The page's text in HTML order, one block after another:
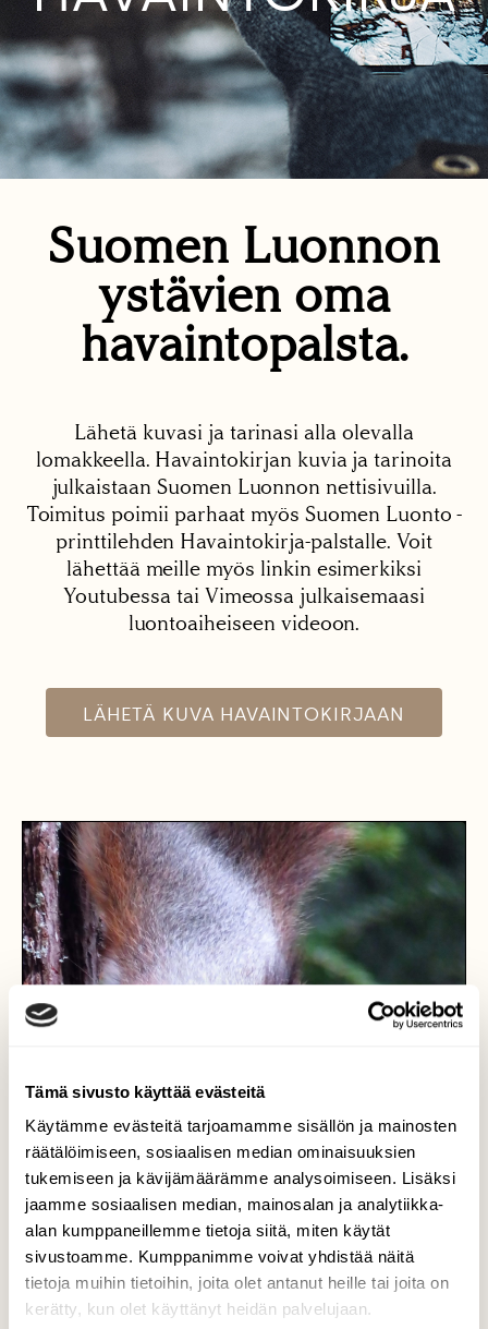
Tämä sivusto käyttää evästeitä
Käytämme evästeitä tarjoamamme sisällön ja mainosten
räätälöimiseen, sosiaalisen median ominaisuuksien
tukemiseen ja kävijämäärämme analysoimiseen. Lisäksi
jaamme sosiaalisen median, mainosalan ja analytiikka-
alan kumppaneillemme tietoja siitä, miten käytät
sivustoamme. Kumppanimme voivat yhdistää näitä
tietoja muihin tietoihin, joita olet antanut heille tai joita on
kerätty, kun olet käyttänyt heidän palvelujaan.
Suomen Luonnon
ystävien oma
havaintopalsta.
Lähetä kuvasi ja tarinasi alla olevalla
lomakkeella. Havaintokirjan kuvia ja tarinoita
julkaistaan Suomen Luonnon nettisivuilla.
Toimitus poimii parhaat myös Suomen Luonto -
printtilehden Havaintokirja-palstalle. Voit
lähettää meille myös linkin esimerkiksi
Youtubessa tai Vimeossa julkaisemaasi
luontoaiheiseen videoon.
LÄHETÄ KUVA HAVAINTOKIRJAAN